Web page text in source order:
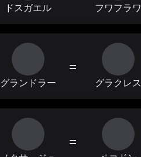
ドスガエル フワフラワ
グランドラー
=
グラクレス
=